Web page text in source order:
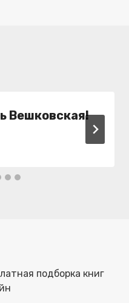
Вешковская!
подборка книг